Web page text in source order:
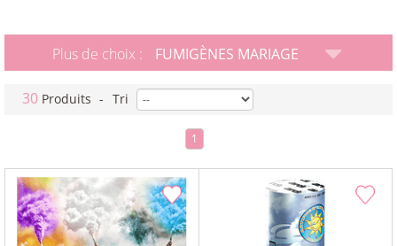
Plus de choix : FUMIGÈNES MARIAGE
30 Produits - Tri
1